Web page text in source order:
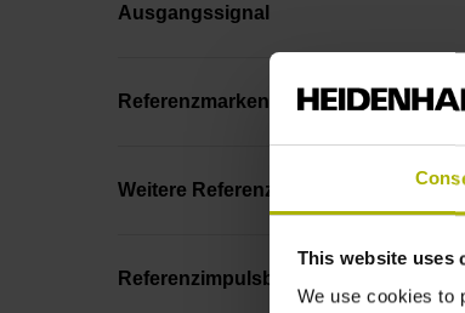
This website uses
We use cookies to
Ausgangssignal
Referenzmarkenlage
Weitere Referenzmarken
Referenzimpulsbreite